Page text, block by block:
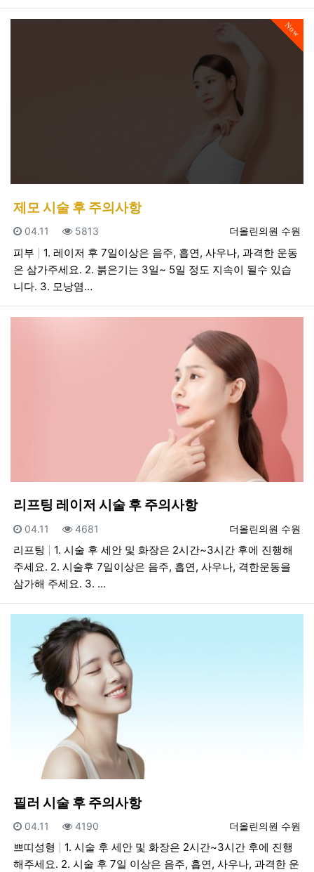
Now
제모 시술 후 주의사항
등록자
더올린의원 수원
등록일
04.11 조회
5813
피부
1. 레이저 후 7일이상은 음주, 흡연, 사우나, 과격한 운동
은 삼가주세요. 2. 붉은기는 3일~ 5일 정도 지속이 될수 있습
니다. 3. 모낭염…
리프팅 레이저 시술 후 주의사항
등록자
더올린의원 수원
등록일
04.11 조회
4681
리프팅
1. 시술 후 세안 및 화장은 2시간~3시간 후에 진행해
주세요. 2. 시술후 7일이상은 음주, 흡연, 사우나, 격한운동을
삼가해 주세요. 3. …
필러 시술 후 주의사항
등록자
더올린의원 수원
등록일
04.11 조회
4190
쁘띠성형
1. 시술 후 세안 및 화장은 2시간~3시간 후에 진행
해주세요. 2. 시술 후 7일 이상은 음주, 흡연, 사우나, 과격한 운